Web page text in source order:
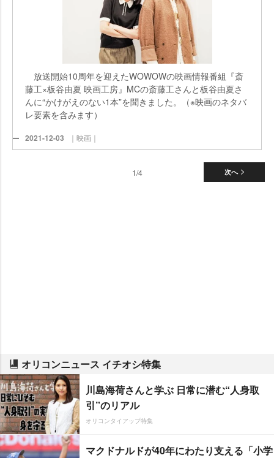
放送開始10周年を迎えたWOWOWの映画情報番組『斎
藤工×板谷由夏 映画工房』MCの斎藤工さんと板谷由夏さ
んに“かけがえのない1本”を聞きました。（※映画のネタバ
レ要素を含みます）
2021-12-03 ｜映画｜
次へ
1/4
オリコンニュース イチオシ特集
川島海荷さんと学ぶ 日常に潜む“人身取
引”のリアル
オリコンタイアップ特集
マクドナルドが40年にわたり支える「小学